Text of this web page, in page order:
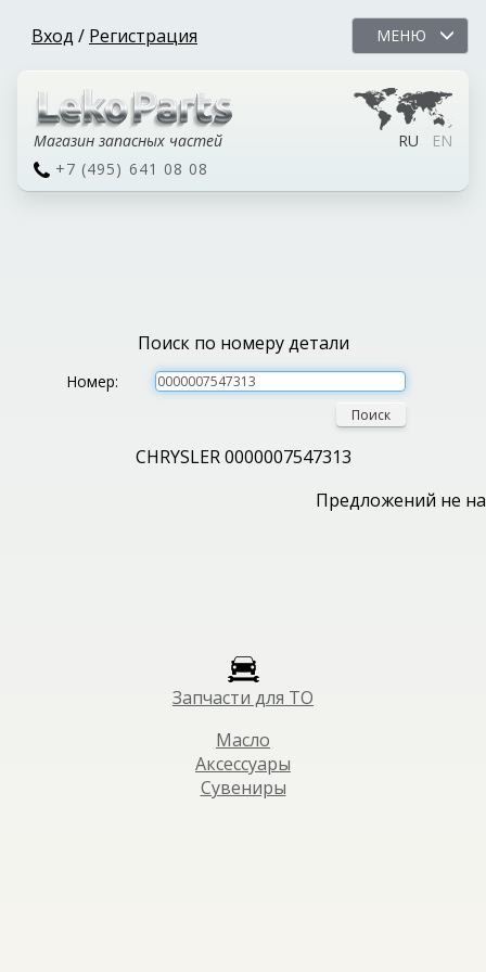
Вход / Регистрация МЕНЮ
Магазин запасных частей RU
EN
+7 (495) 641 08 08
Поиск по номеру детали
Номер:
Поиск
CHRYSLER 0000007547313
Предложений не
Запчасти для ТО
Масло
Аксессуары
Сувениры